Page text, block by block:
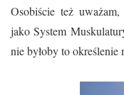
Osobiście też
jako System
nie byłoby to określenie